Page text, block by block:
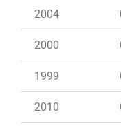
2004
2000
1999
2010